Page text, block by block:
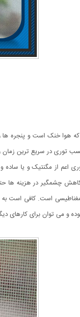
هوا خنک است و پنجره ها و
توری در سریع ترین زمان و
اعم از مگنتیک و یا ساده
چشمگیر در هزینه ها
است. کافی است به
و می توان برای کارهای